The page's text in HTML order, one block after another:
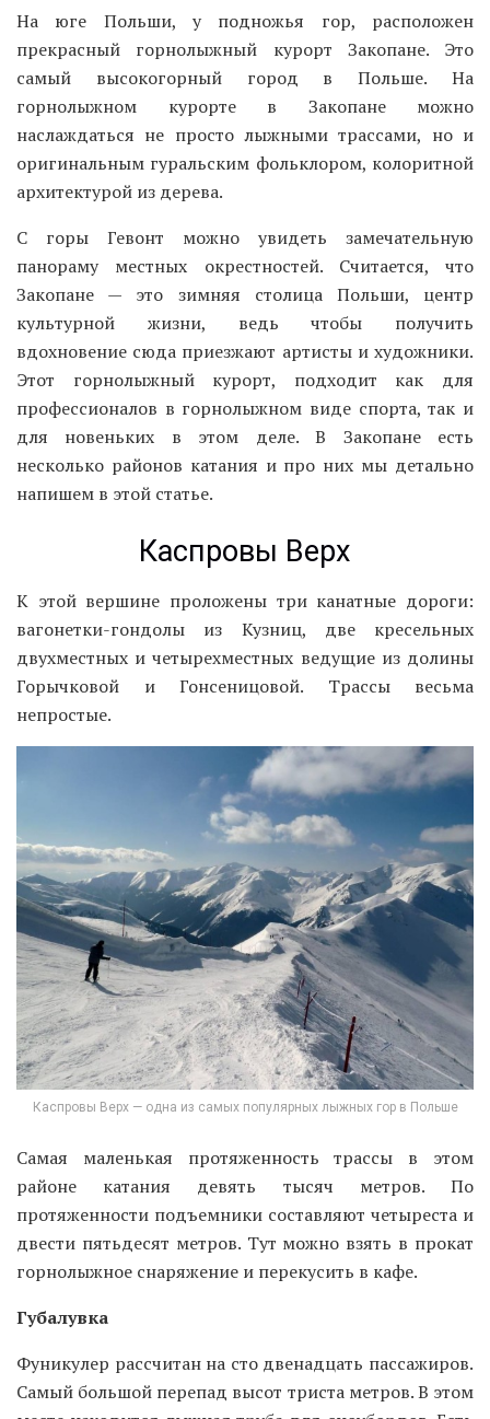
На юге Польши, у подножья гор, расположен
прекрасный горнолыжный курорт Закопане. Это
самый высокогорный город в Польше. На
горнолыжном курорте в Закопане можно
наслаждаться не просто лыжными трассами, но и
оригинальным гуральским фольклором, колоритной
архитектурой из дерева.
С горы Гевонт можно увидеть замечательную
панораму местных окрестностей. Считается, что
Закопане — это зимняя столица Польши, центр
культурной жизни, ведь чтобы получить
вдохновение сюда приезжают артисты и художники.
Этот горнолыжный курорт, подходит как для
профессионалов в горнолыжном виде спорта, так и
для новеньких в этом деле. В Закопане есть
несколько районов катания и про них мы детально
напишем в этой статье.
Каспровы Верх
К этой вершине проложены три канатные дороги:
вагонетки-гондолы из Кузниц, две кресельных
двухместных и четырехместных ведущие из долины
Горычковой и Гонсеницовой. Трассы весьма
непростые.
Каспровы Верх — одна из самых популярных лыжных гор в Польше
Самая маленькая протяженность трассы в этом
районе катания девять тысяч метров. По
протяженности подъемники составляют четыреста и
двести пятьдесят метров. Тут можно взять в прокат
горнолыжное снаряжение и перекусить в кафе.
Губалувка
Фуникулер рассчитан на сто двенадцать пассажиров.
Самый большой перепад высот триста метров. В этом